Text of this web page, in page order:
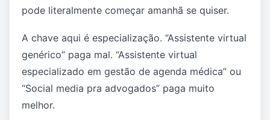
pode literalmente começar amanhã se quiser.
A chave aqui é especialização. “Assistente virtual
genérico” paga mal. “Assistente virtual
especializado em gestão de agenda médica” ou
“Social media pra advogados” paga muito
melhor.